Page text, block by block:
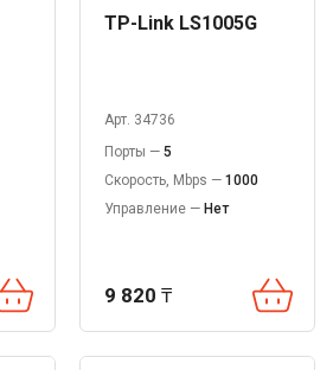
TP-Link LS1005G
Арт. 34736
Порты — 5
Скорость, Mbps — 1000
Управление — Нет
9 820 ₸